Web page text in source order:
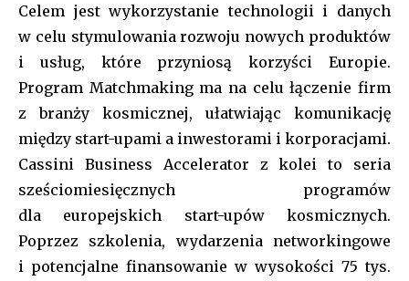
Celem jest wykorzystanie technologii i danych
w celu stymulowania rozwoju nowych produktów
i usług, które przyniosą korzyści Europie.
Program Matchmaking ma na celu łączenie firm
z branży kosmicznej, ułatwiając komunikację
między start-upami a inwestorami i korporacjami.
Cassini Business Accelerator z kolei to seria
sześciomiesięcznych programów
dla europejskich start-upów kosmicznych.
Poprzez szkolenia, wydarzenia networkingowe
i potencjalne finansowanie w wysokości 75 tys.